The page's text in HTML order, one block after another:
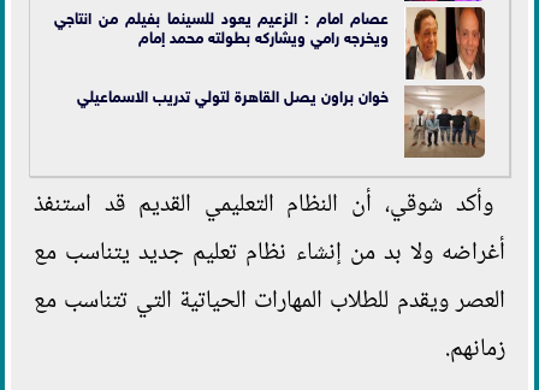
عصام امام : الزعيم يعود للسينما بفيلم من انتاجي
ويخرجه رامي ويشاركه بطولته محمد إمام
خوان براون يصل القاهرة لتولي تدريب الاسماعيلي
وأكد شوقي، أن النظام التعليمي القديم قد استنفذ
أغراضه ولا بد من إنشاء نظام تعليم جديد يتناسب مع
العصر ويقدم للطلاب المهارات الحياتية التي تتناسب مع
زمانهم.